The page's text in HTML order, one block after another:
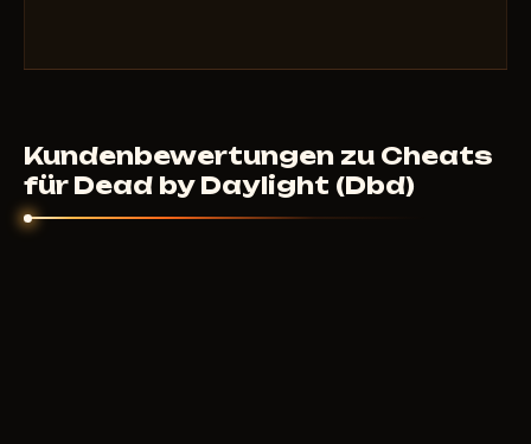
Kundenbewertungen zu Cheats
für Dead by Daylight (Dbd)